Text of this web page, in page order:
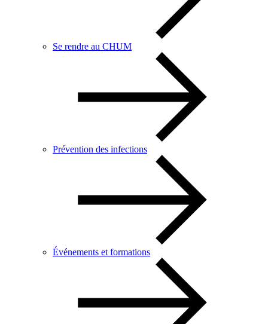
Se rendre au CHUM
Prévention des infections
Événements et formations